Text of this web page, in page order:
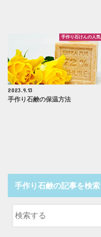
手作り石けんの人気
2023.9.13
手作り石鹸の保温方法
手作り石鹸の記事を検索